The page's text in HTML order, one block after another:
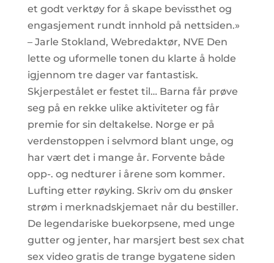
et godt verktøy for å skape bevissthet og
engasjement rundt innhold på nettsiden.»
– Jarle Stokland, Webredaktør, NVE Den
lette og uformelle tonen du klarte å holde
igjennom tre dager var fantastisk.
Skjerpestålet er festet til… Barna får prøve
seg på en rekke ulike aktiviteter og får
premie for sin deltakelse. Norge er på
verdenstoppen i selvmord blant unge, og
har vært det i mange år. Forvente både
opp-. og nedturer i årene som kommer.
Lufting etter røyking. Skriv om du ønsker
strøm i merknadskjemaet når du bestiller.
De legendariske buekorpsene, med unge
gutter og jenter, har marsjert best sex chat
sex video gratis de trange bygatene siden